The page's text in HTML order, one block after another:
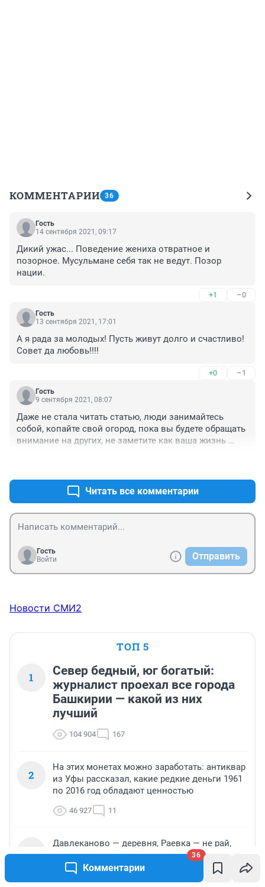
Комментарии
36
КОММЕНТАРИИ 36
Гость
14 сентября 2021, 09:17
Дикий ужас... Поведение жениха отвратное и
позорное. Мусульмане себя так не ведут. Позор
нации.
+1 –0
Гость
13 сентября 2021, 17:01
А я рада за молодых! Пусть живут долго и счастливо!
Совет да любовь!!!!
+0 –1
Гость
9 сентября 2021, 08:07
Даже не стала читать статью, люди занимайтесь
собой, копайте свой огород, пока вы будете обращать
внимание на других, не заметите как ваша жизнь
говорят,пишут вот для них и Слава.
Читать все комментарии
Гость
Войти
Отправить
Новости СМИ2
ТОП 5
1
Север бедный, юг богатый:
журналист проехал все города
Башкирии — какой из них
лучший
104 904 167
2
На этих монетах можно заработать: антиквар
из Уфы рассказал, какие редкие деньги 1961
по 2016 год обладают ценностью
46 927 11
3
Давлеканово — деревня, Раевка — не рай,
Чишмы и Кармаскалы — провинция с
огородами: отзывы на райцентры Башкирии